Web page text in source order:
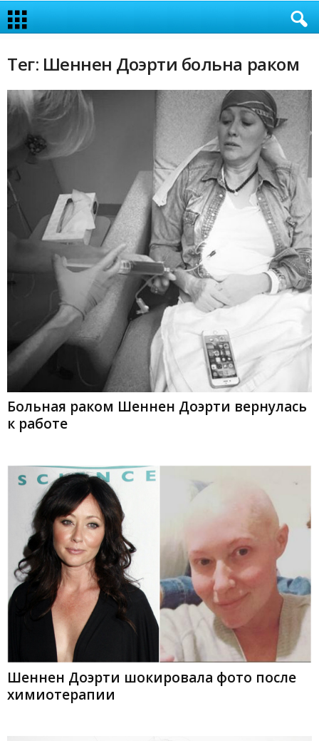
Тег: Шеннен Доэрти больна раком
Больная раком Шеннен Доэрти вернулась
к работе
Шеннен Доэрти шокировала фото после
химиотерапии